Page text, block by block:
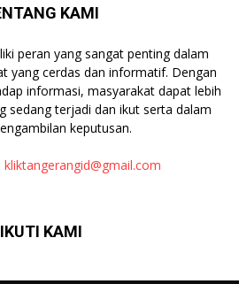
KAMI
peran yang sangat penting dalam
yang cerdas dan informatif. Dengan
informasi, masyarakat dapat lebih
sedang terjadi dan ikut serta dalam
keputusan.
kliktangerangid@gmail.com
IKUTI KAMI